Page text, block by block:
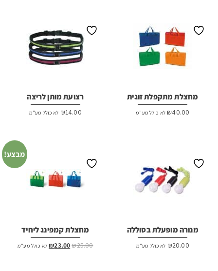
מחצלת מתקפלת זוגית
₪40.00 לא כולל מע"מ
רצועת מותן לריצה
₪14.00 לא כולל מע"מ
מנורה מופעלת בסוללה
₪20.00 לא כולל מע"מ
מבצע!
מחצלת קמפינג ליחיד
₪25.00
המחיר₪23.00 המחיר
לא כולל מע"מ